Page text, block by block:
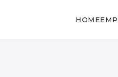
HOME